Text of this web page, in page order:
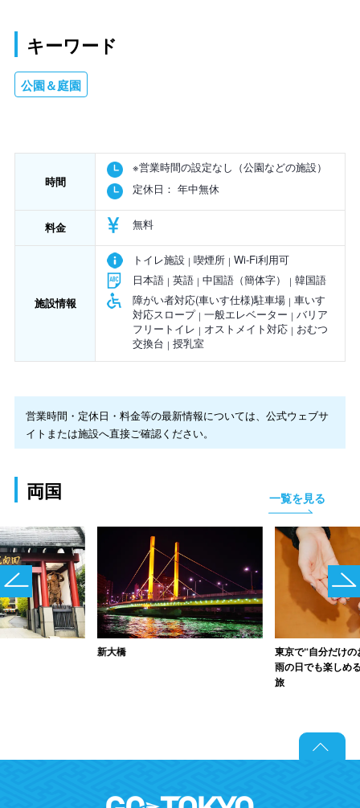
キーワード
公園＆庭園
時間
※営業時間の設定なし（公園などの施設）
定休日： 年中無休
料金 無料
施設情報
トイレ施設 喫煙所 Wi-Fi利用可
日本語 英語 中国語（簡体字）
韓国語
障がい者対応(車いす仕様)駐車場 車いす
対応スロープ 一般エレベーター
バリア
フリートイレ
オストメイト対応
おむつ
交換台
授乳室
営業時間・定休日・料金等の最新情報については、公式ウェブサ
イトまたは施設へ直接ご確認ください。
両国 一覧を見る
新大橋
東京で“自分だけ
雨の日でも楽しめ
旅